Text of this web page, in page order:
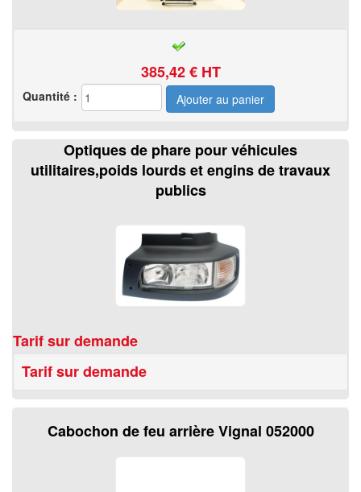
385,42€ HT
Quantité :
Optiques de phare pour véhicules
utilitaires,poids lourds et engins de travaux
publics
Tarif sur demande
Tarif sur demande
Cabochon de feu arrière Vignal 052000